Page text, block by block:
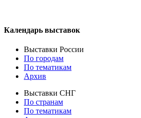
Календарь выставок
Выставки России
По городам
По тематикам
Архив
Выставки СНГ
По странам
По тематикам